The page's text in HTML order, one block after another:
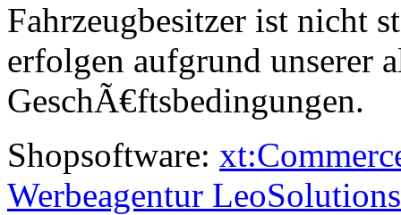
Fahrzeugbesitzer ist nicht
erfolgen aufgrund unserer
GeschÃ€ftsbedingungen.
Shopsoftware:
Werbeagentur LeoSolutions